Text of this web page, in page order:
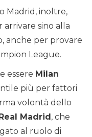
Madrid, inoltre,
sino alla
anche per provare
League.
essere Milan
più per fattori
volontà dello
Madrid, che
al ruolo di